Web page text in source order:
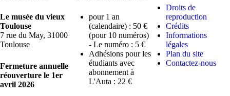
Le musée du vieux
Toulouse
7 rue du May, 31000
Toulouse
Fermeture annuelle
réouverture le 1er
avril 2026
pour 1 an
(calendaire) : 50 €
(pour 10 numéros)
- Le numéro : 5 €
Adhésions pour les
étudiants avec
abonnement à
L'Auta : 22 €
Droits de
reproduction
Crédits
Informations
légales
Plan du site
Contactez-nous